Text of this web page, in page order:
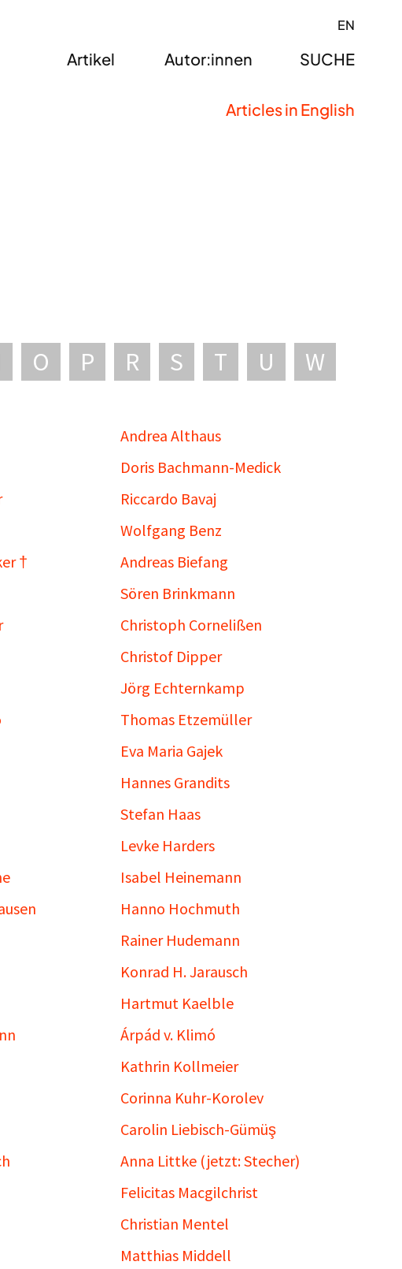
SUCHE
Artikel Autor:innen
EN
Articles in English
O P R S T U W
Andrea Althaus
Doris Bachmann-Medick
Riccardo Bavaj
Wolfgang Benz
†
Andreas Biefang
Sören Brinkmann
Christoph Cornelißen
Christof Dipper
Jörg Echternkamp
Thomas Etzemüller
Eva Maria Gajek
Hannes Grandits
Stefan Haas
Levke Harders
Isabel Heinemann
Hanno Hochmuth
Rainer Hudemann
Konrad H. Jarausch
Hartmut Kaelble
Árpád v. Klimó
Kathrin Kollmeier
Corinna Kuhr-Korolev
Carolin Liebisch-Gümüş
Anna Littke (jetzt: Stecher)
Felicitas Macgilchrist
Christian Mentel
Matthias Middell